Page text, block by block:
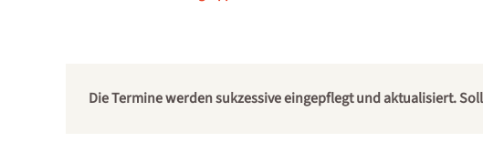
Die Termine werden sukzessive eingepflegt und aktualisiert.